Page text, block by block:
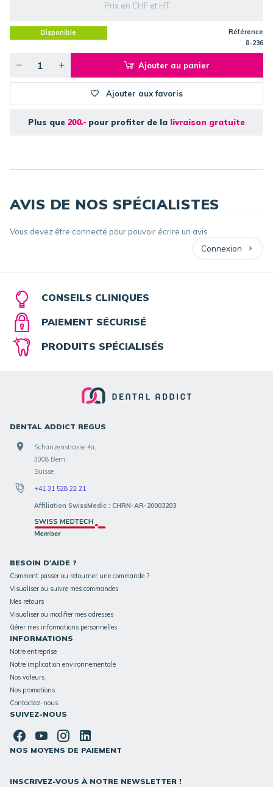
Prix en CHF et HT
Disponible
Référence
8-236
Ajouter au panier
Ajouter aux favoris
Plus que 200.- pour profiter de la livraison gratuite
AVIS DE NOS SPÉCIALISTES
Vous devez être connecté pour pouvoir écrire un avis
Connexion
CONSEILS CLINIQUES
PAIEMENT SÉCURISÉ
PRODUITS SPÉCIALISÉS
DENTAL ADDICT REGUS
Schanzenstrasse 4a,
3008 Bern,
Suisse
+41 31 528 22 21
Affiliation SwissMedic : CHRN-AR-20003203
BESOIN D'AIDE ?
Comment passer ou retourner une commande ?
Visualiser ou suivre mes commandes
Mes retours
Visualiser ou modifier mes adresses
Gérer mes informations personnelles
INFORMATIONS
Notre entreprise
Notre implication environnementale
Nos valeurs
Nos promotions
Contactez-nous
SUIVEZ-NOUS
NOS MOYENS DE PAIEMENT
INSCRIVEZ-VOUS À NOTRE NEWSLETTER !